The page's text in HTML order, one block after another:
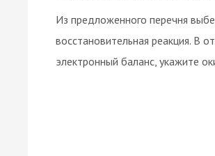
Из предложенного перечня
восстановительная реакция. В
электронный баланс, укажите